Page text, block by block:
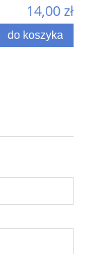
14,00 zł
do koszyka